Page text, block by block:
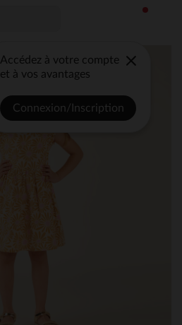
Accédez à votre compte
et à vos avantages
Connexion/Inscription